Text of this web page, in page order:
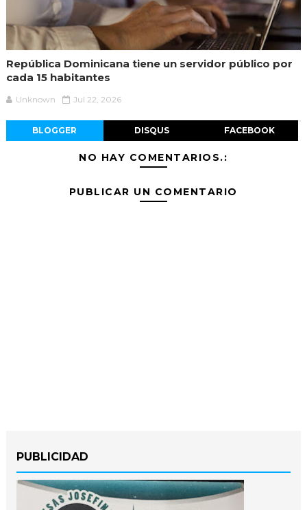
República Dominicana tiene un servidor público por
cada 15 habitantes
Unknown Jul 22, 2026
BLOGGER DISQUS FACEBOOK
NO HAY COMENTARIOS.:
PUBLICAR UN COMENTARIO
PUBLICIDAD